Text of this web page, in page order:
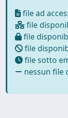
file ad
file
file
file
file sotto
nessun file